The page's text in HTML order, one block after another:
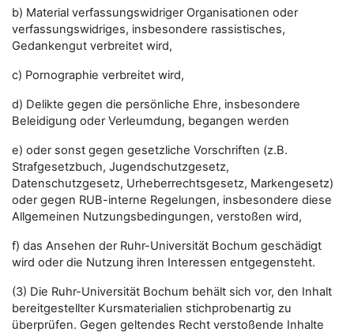
b) Material verfassungswidriger Organisationen oder
verfassungswidriges, insbesondere rassistisches,
Gedankengut verbreitet wird,
c) Pornographie verbreitet wird,
d) Delikte gegen die persönliche Ehre, insbesondere
Beleidigung oder Verleumdung, begangen werden
e) oder sonst gegen gesetzliche Vorschriften (z.B.
Strafgesetzbuch, Jugendschutzgesetz,
Datenschutzgesetz, Urheberrechtsgesetz, Markengesetz)
oder gegen RUB-interne Regelungen, insbesondere diese
Allgemeinen Nutzungsbedingungen, verstoßen wird,
f) das Ansehen der Ruhr-Universität Bochum geschädigt
wird oder die Nutzung ihren Interessen entgegensteht.
(3) Die Ruhr-Universität Bochum behält sich vor, den Inhalt
bereitgestellter Kursmaterialien stichprobenartig zu
überprüfen. Gegen geltendes Recht verstoßende Inhalte